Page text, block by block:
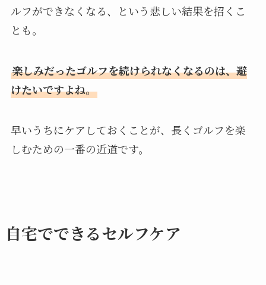
ルフができなくなる、という悲しい結果を招くこ
とも。
楽しみだったゴルフを続けられなくなるのは、避
けたいですよね。
早いうちにケアしておくことが、長くゴルフを楽
しむための一番の近道です。
自宅でできるセルフケア